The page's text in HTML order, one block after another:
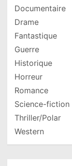
Documentaire
Drame
Fantastique
Guerre
Historique
Horreur
Romance
Science-fiction
Thriller/Polar
Western